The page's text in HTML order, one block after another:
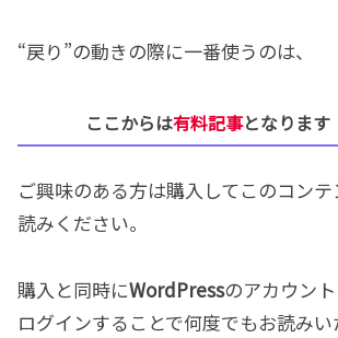
“戻り”の動きの際に一番使うのは、
ここからは有料記事となります
ご興味のある方は購入してこのコン
読みください。
購入と同時にWordPressのアカウン
ログインすることで何度でもお読みい